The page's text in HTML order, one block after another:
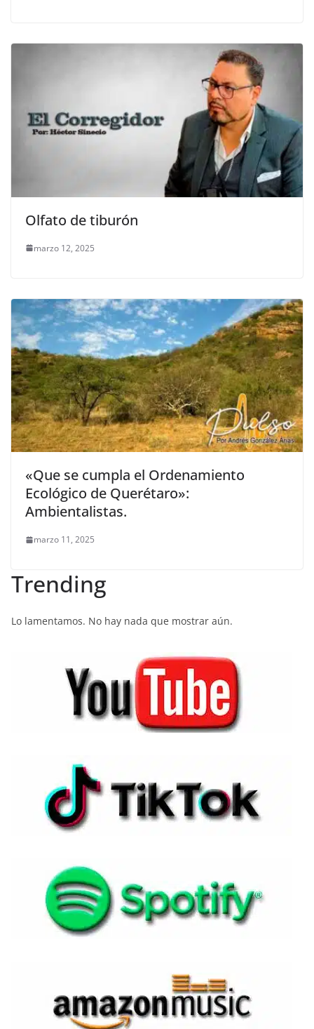
Olfato de tiburón
marzo 12, 2025
«Que se cumpla el Ordenamiento
Ecológico de Querétaro»:
Ambientalistas.
marzo 11, 2025
Trending
Lo lamentamos. No hay nada que mostrar aún.